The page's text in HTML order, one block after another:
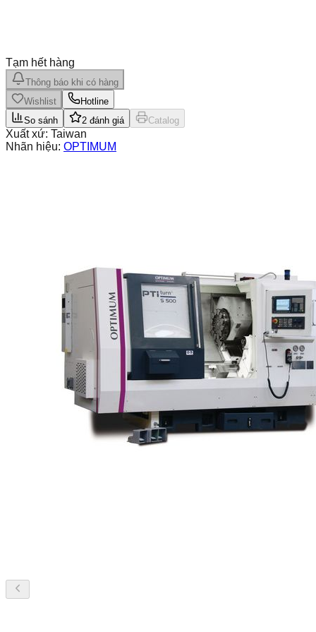
Tạm hết hàng
Thông báo khi có hàng
Wishlist
Hotline
So sánh
2 đánh giá Catalog
Xuất xứ: Taiwan
Nhãn hiệu: OPTIMUM